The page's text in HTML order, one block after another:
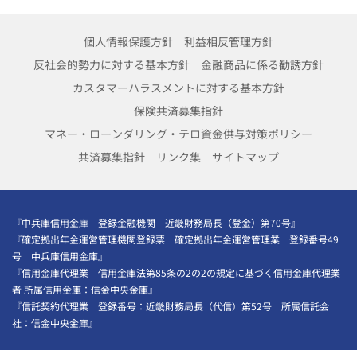
個人情報保護方針
利益相反管理方針
反社会的勢力に対する基本方針
金融商品に係る勧誘方針
カスタマーハラスメントに対する基本方針
保険共済募集指針
マネー・ローンダリング・テロ資金供与対策ポリシー
共済募集指針
リンク集 サイトマップ
『中兵庫信用金庫 登録金融機関 近畿財務局長（登金）第70号』
『確定拠出年金運営管理機関登録票 確定拠出年金運営管理業 登録番号49
号 中兵庫信用金庫』
『信用金庫代理業 信用金庫法第85条の2の2の規定に基づく信用金庫代理業
者 所属信用金庫：信金中央金庫』
『信託契約代理業 登録番号：近畿財務局長（代信）第52号 所属信託会
社：信金中央金庫』